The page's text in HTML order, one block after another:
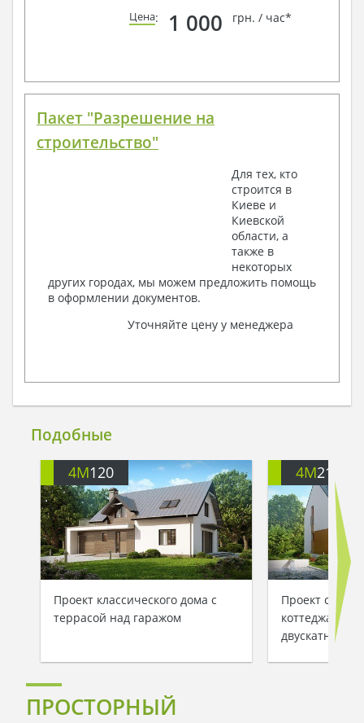
Цена: 1 000 грн. / час*
Пакет "Разрешение на
строительство"
Для тех, кто
строится в
Киеве и
Киевской
области, а
также в
некоторых
других городах, мы можем предложить помощь
в оформлении документов.
Уточняйте цену у менеджера
Подобные
4M120
Проект классического дома с
террасой над гаражом
4M212
Проект
коттеджа с
двускатной
ПРОСТОРНЫЙ